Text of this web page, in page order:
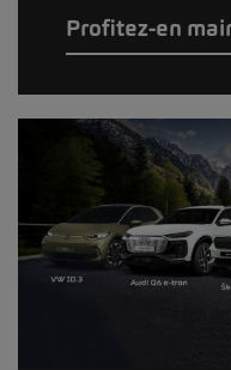
Profitez-en